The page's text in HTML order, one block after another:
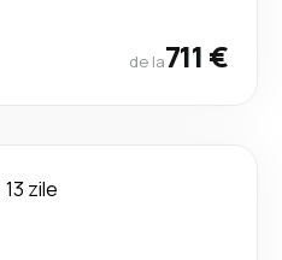
de la711 €
13 zile